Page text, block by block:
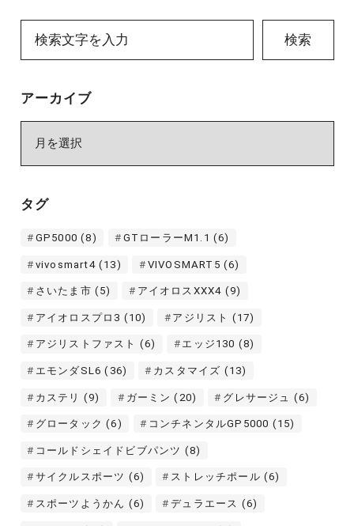
検索
アーカイブ
ブ
タグ
GP5000 (8) GTローラーM1.1 (6)
vivosmart4(13) VIVOSMART5 (6)
さいたま市 (5) アイオロスXXX4 (9)
アイオロスプロ3 (10) アジリスト (17)
アジリストファスト (6) エッジ130 (8)
エモンダSL6 (36) カスタマイズ (13)
カステリ (9) ガーミン (20) グレサージュ (6)
グロータック (6) コンチネンタルGP5000 (15)
コールドシェイドビブパンツ (8)
サイクルスポーツ (6) ストレッチポール (6)
スポーツようかん (6) デュラエース (6)